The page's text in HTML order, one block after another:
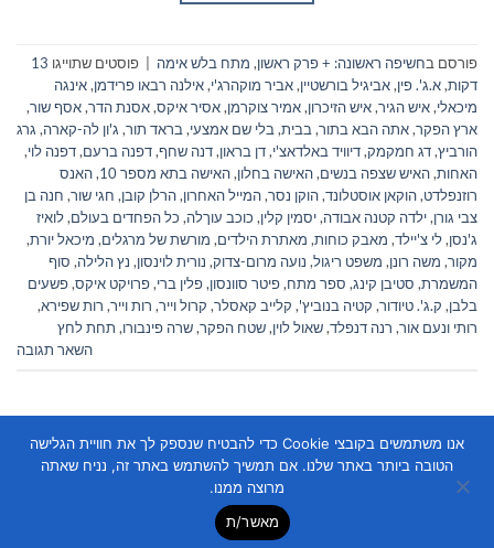
פורסם בחשיפה ראשונה: + פרק ראשון, מתח בלש אימה פוסטים שתוייגו 13
דקות,א.ג'. פין,אביגיל בורשטיין,אביר מוקהרג'י,אילנה רבאו פרידמן,אינגה
מיכאלי,איש הגיר,איש הזיכרון,אמיר צוקרמן,אסיר איקס,אסנת הדר,אסף שור,
ארץ הפקר,אתה הבא בתור, בבית, בלי שם אמצעי, בראד תור, ג'ון לה-קארה, גרג
הורביץ,דג חמקמק,דיוויד באלדאצ'י,דן בראון,דנה שחף,דפנה ברעם,דפנה לוי,
האחות,האיש שצפה בנשים,האישה בחלון,האישה בתא מספר 10 ,האנס
רוזנפלדט,הוקאן אוסטלונד,הוקן נסר,המייל האחרון,הרלן קובן, חגי שור, חנה בן
צבי גורן,ילדה קטנה אבודה,יסמין קלין, כוכב עוךלה, כל הפחדים בעולם,לואיז
ג'נסן,לי צ'יילד, מאבק כוחות, מאתרת הילדים, מורשת של מרגלים, מיכאל יורת,
מקור, משה רונן, משפט ריגול, נועה מרום-צדוק, נורית לוינסון, נץ הלילה, סוף
המשמרת, סטיבן קינג, ספר מתח,פיטר סוונסון,פלין ברי,פרויקט איקס,פשעים
בלבן, ק.ג'. טיודור, קטיה בנוביץ', קלייב קאסלר, קרול וייר, רות וייר, רות שפירא,
רותי ונעם אור, רנה דנפלד,שאול לוין,שטח הפקר,שרה פינבורו, תחת לחץ
השאר תגובה
Copyright 2026 ©Flatsome Theme
אנו משתמשים בקובצי Cookie כדי להבטיח שנספק לך את חוויית הגלישה
הטובה ביותר באתר שלנו. אם תמשיך להשתמש באתר זה, נניח שאתה
מרוצה ממנו.
מאשר/ת